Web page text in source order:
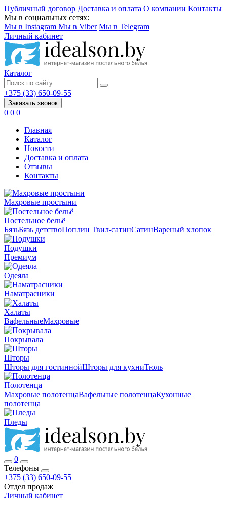
Публичный договор Доставка и оплата О компании Контакты
Мы в социальных сетях:
Мы в Instagram Мы в Viber Мы в Telegram
Личный кабинет
Каталог
+375 (33) 650-09-55
Заказать звонок
0 0 0
Главная
Каталог
Новости
Доставка и оплата
Отзывы
Контакты
Махровые простыни
Постельное бельё
БязьБязь детствоПоплин Твил-сатинСатинВареный хлопок
Подушки
Премиум
Одеяла
Наматрасники
Халаты
ВафельныеМахровые
Покрывала
Шторы
Шторы для гостиннойШторы для кухниТюль
Полотенца
Махровые полотенцаВафельные полотенцаКухонные
полотенца
Пледы
0
Телефоны
+375 (33) 650-09-55
Отдел продаж
Личный кабинет